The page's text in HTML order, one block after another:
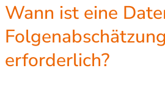
Wann ist eine
erforderlich?